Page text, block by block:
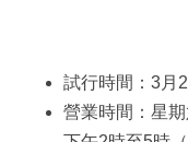
試行時間：3月
營業時間：星